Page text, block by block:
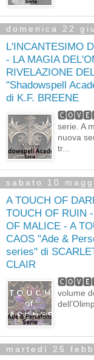
domenica 22
L'INCANTESIMO
- LA MAGIA
RIVELAZIONE
"Shadowspell
di K.F. BREENE
🅲🅾🆅🅴🆁
serie. A
nuova
tr...
sabato 10
A TOUCH OF
TOUCH OF RUIN
OF MALICE - A
CAOS "Ade &
series" di
CLAIR
🅲🅾🆅🅴🆁
volume
martedì 25